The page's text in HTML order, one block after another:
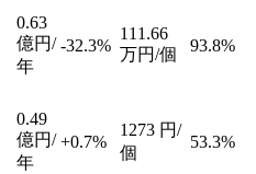
0.63
億円/
年
-32.3%
111.66
万円/個
93.8%
0.49
億円/
年
+0.7%
1273 円/
個
53.3%